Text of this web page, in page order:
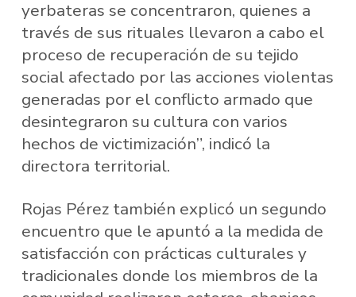
yerbateras se concentraron, quienes a
través de sus rituales llevaron a cabo el
proceso de recuperación de su tejido
social afectado por las acciones violentas
generadas por el conflicto armado que
desintegraron su cultura con varios
hechos de victimización”, indicó la
directora territorial.
Rojas Pérez también explicó un segundo
encuentro que le apuntó a la medida de
satisfacción con prácticas culturales y
tradicionales donde los miembros de la